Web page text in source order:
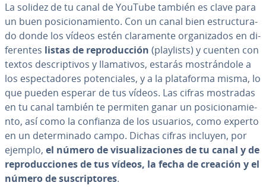
La solidez de tu canal de YouTube también es clave para
un buen po­si­cio­na­mie­n­to. Con un canal bien es­tru­c­tu­ra­
do donde los vídeos estén cla­ra­me­n­te or­ga­ni­za­dos en di­
fe­re­n­tes listas de re­pro­du­c­ción (playlists) y cuenten con
textos de­s­cri­p­ti­vos y lla­ma­ti­vos, estarás mo­s­trá­n­do­le a
los es­pe­c­ta­do­res po­te­n­cia­les, y a la pla­ta­fo­r­ma misma, lo
que pueden esperar de tus vídeos. Las cifras mostradas
en tu canal también te permiten ganar un po­si­cio­na­mie­
n­to, así como la confianza de los usuarios, como experto
en un de­te­r­mi­na­do campo. Dichas cifras incluyen, por
ejemplo, el número de vi­sua­li­za­cio­nes de tu canal y de
re­pro­du­c­cio­nes de tus vídeos, la fecha de creación y el
número de su­s­cri­p­to­res.